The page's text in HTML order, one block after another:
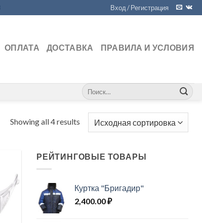
Вход / Регистрация
ОПЛАТА ДОСТАВКА ПРАВИЛА И УСЛОВИЯ
Искать:
Showing all 4 results
РЕЙТИНГОВЫЕ ТОВАРЫ
Куртка "Бригадир"
2,400.00₽